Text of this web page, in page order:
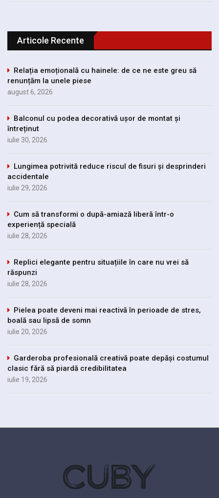
Articole Recente
Relația emoțională cu hainele: de ce ne este greu să
renunțăm la unele piese
august 6, 2026
Balconul cu podea decorativă ușor de montat și
întreținut
iulie 30, 2026
Lungimea potrivită reduce riscul de fisuri și desprinderi
accidentale
iulie 29, 2026
Cum să transformi o după-amiază liberă într-o
experiență specială
iulie 28, 2026
Replici elegante pentru situațiile în care nu vrei să
răspunzi
iulie 28, 2026
Pielea poate deveni mai reactivă în perioade de stres,
boală sau lipsă de somn
iulie 20, 2026
Garderoba profesională creativă poate depăși costumul
clasic fără să piardă credibilitatea
iulie 19, 2026